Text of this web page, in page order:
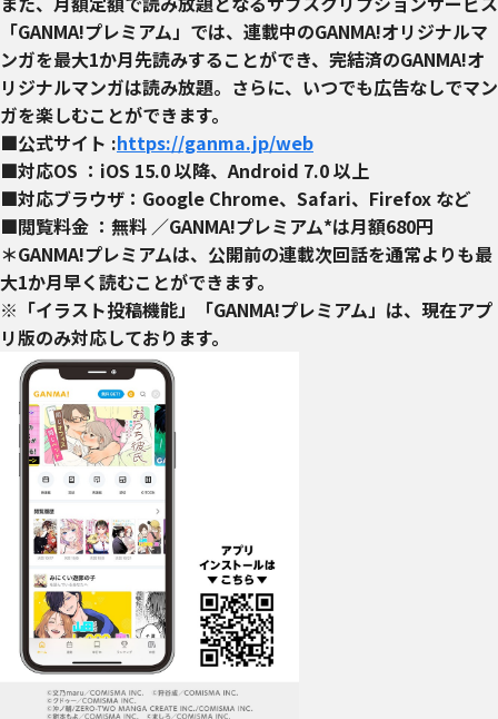
「GANMA!プレミアム」では、連載中のGANMA!オリジナルマ
ンガを最大1か月先読みすることができ、完結済のGANMA!オ
リジナルマンガは読み放題。さらに、いつでも広告なしでマン
ガを楽しむことができます。
■公式サイト :https://ganma.jp/web
■対応OS ：iOS 15.0 以降、Android 7.0 以上
■対応ブラウザ：Google Chrome、Safari、Firefox など
■閲覧料金 ：無料 ／GANMA!プレミアム*は月額680円
＊GANMA!プレミアムは、公開前の連載次回話を通常よりも最
大1か月早く読むことができます。
※「イラスト投稿機能」「GANMA!プレミアム」は、現在アプ
リ版のみ対応しております。